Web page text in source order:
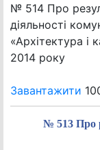
№ 514 Про
діяльності
«Архітектура і
2014 року
Завантажити
№ 513 Про